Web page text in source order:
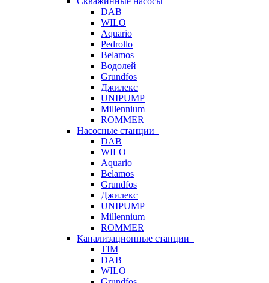
DAB
WILO
Aquario
Pedrollo
Belamos
Водолей
Grundfos
Джилекс
UNIPUMP
Millennium
ROMMER
Насосные станции
DAB
WILO
Aquario
Belamos
Grundfos
Джилекс
UNIPUMP
Millennium
ROMMER
Канализационные станции
TIM
DAB
WILO